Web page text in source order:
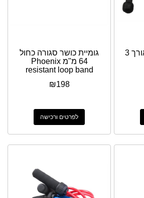
חבל קפיצה PVC אורך 3
גומיית כושר סגורה כחול
64 מ"מ Phoenix
resistant loop band
₪198
לפרטים ורכישה